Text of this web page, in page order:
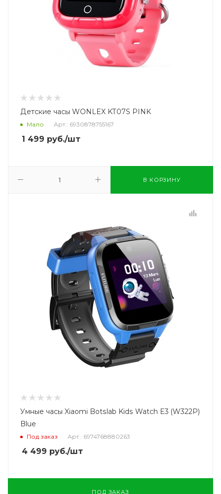
Детские часы WONLEX KT07S PINK
Мало Арт.: 6930878755167
1 499 руб./шт
В КОРЗИНУ
Умные часы Xiaomi Botslab Kids Watch E3 (W322P)
Blue
Под заказ Арт.: 6974768880263
4 499 руб./шт
ПОД ЗАКАЗ